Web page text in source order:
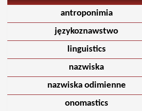
antroponimia
językoznawstwo
linguistics
nazwiska
nazwiska odimienne
onomastics